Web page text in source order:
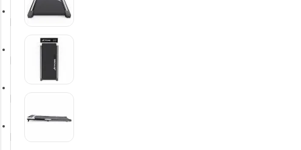
Баскетбольное оборудование
Массажное оборудование
Игротека
Детское оборудование